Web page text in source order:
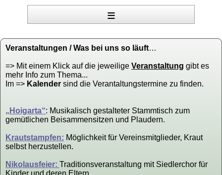
≡
Veranstaltungen / Was bei uns so läuft…
=> Mit einem Klick auf die jeweilige Veranstaltung gibt es
mehr Info zum Thema...
Im => Kalender sind die Verantaltungstermine zu finden.
„Hoigarta“: Musikalisch gestalteter Stammtisch zum
gemütlichen Beisammensitzen und Plaudern.
Krautstampfen: Möglichkeit für Vereinsmitglieder, Kraut
selbst herzustellen.
Nikolausfeier: Traditionsveranstaltung mit Siedlerchor für
Kinder und deren Eltern.